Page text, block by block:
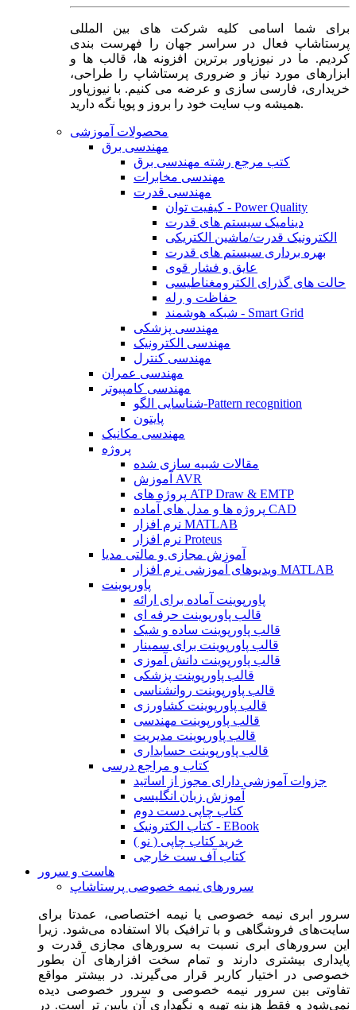
برای شما اسامی کلیه شرکت های بین المللی
پرستاشاپ فعال در سراسر جهان را فهرست بندی
کردیم. ما در نیوزپاور برترین افزونه ها، قالب ها و
ابزارهای مورد نیاز و ضروری پرستاشاپ را طراحی،
خریداری، فارسی سازی و عرضه می کنیم. با نیوزپاور
همیشه وب سایت خود را بروز و پویا نگه دارید.
محصولات آموزشی
مهندسی برق
کتب مرجع رشته مهندسی برق
مهندسی مخابرات
مهندسی قدرت
کیفیت توان - Power Quality
دینامیک سیستم های قدرت
الکترونیک قدرت/ماشین الکتریکی
بهره برداری سیستم های قدرت
عایق و فشار قوی
حالت های گذرای الکترومغناطیسی
حفاظت و رله
شبکه هوشمند - Smart Grid
مهندسی پزشکی
مهندسی الکترونیک
مهندسی کنترل
مهندسی عمران
مهندسی کامپیوتر
شناسایی الگو-Pattern recognition
پایتون
مهندسی مکانیک
پروژه
مقالات شبیه سازی شده
آموزش AVR
پروژه های ATP Draw & EMTP
پروژه ها و مدل های آماده CAD
نرم افزار MATLAB
نرم افزار Proteus
آموزش مجازی و مالتی مدیا
ویدیوهای آموزشی نرم افزار MATLAB
پاورپوینت
پاورپوینت آماده برای ارائه
قالب پاورپوینت حرفه ای
قالب پاورپوینت ساده و شیک
قالب پاورپوینت برای سمینار
قالب پاورپوینت دانش آموزی
قالب پاورپوینت پزشکی
قالب پاورپوینت روانشناسی
قالب پاورپوینت کشاورزی
قالب پاورپوینت مهندسی
قالب پاورپوینت مدیریت
قالب پاورپوینت حسابداری
کتاب و مراجع درسی
جزوات آموزشی دارای مجوز از اساتید
آموزش زبان انگلیسی
کتاب چاپی دست دوم
کتاب الکترونیک - EBook
خرید کتاب چاپی ( نو )
کتاب آف ست خارجی
هاست و سرور
سرورهای نیمه خصوصی پرستاشاپ
سرور ابری نیمه خصوصی یا نیمه اختصاصی، عمدتا برای
سایت‌های فروشگاهی و با ترافیک بالا استفاده می‌شود. زیرا
این سرورهای ابری نسبت به سرورهای مجازی قدرت و
پایداری بیشتری دارند و تمام سخت افزارهای آن بطور
خصوصی در اختیار کاربر قرار می‌گیرند. در بیشتر مواقع
تفاوتی بین سرور نیمه خصوصی و سرور خصوصی دیده
نمی‌شود و فقط هزینه تهیه و نگهداری آن پایین تر است. در